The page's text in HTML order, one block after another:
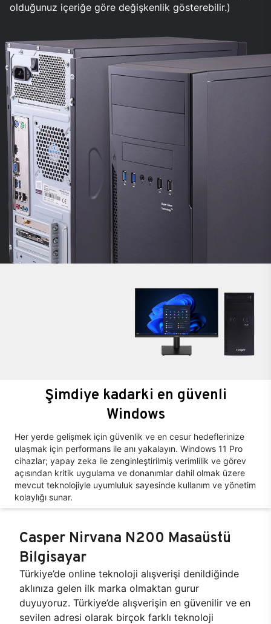
olduğunuz içeriğe göre değişkenlik gösterebilir.)
Şimdiye kadarki en güvenli
Windows
Her yerde gelişmek için güvenlik ve en cesur hedeflerinize
ulaşmak için performans ile anı yakalayın. Windows 11 Pro
cihazlar; yapay zeka ile zenginleştirilmiş verimlilik ve görev
açısından kritik uygulama ve donanımlar dahil olmak üzere
mevcut teknolojiyle uyumluluk sayesinde kullanım ve yönetim
kolaylığı sunar.
Casper Nirvana N200 Masaüstü
Bilgisayar
Türkiye’de online teknoloji alışverişi denildiğinde
aklınıza gelen ilk marka olmaktan gurur
duyuyoruz. Türkiye’de alışverişin en güvenilir ve en
sevilen adresi olarak birçok farklı teknoloji